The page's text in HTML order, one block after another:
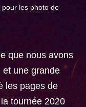
pour les photo de
que nous avons
et une grande
les pages de
tournée 2020